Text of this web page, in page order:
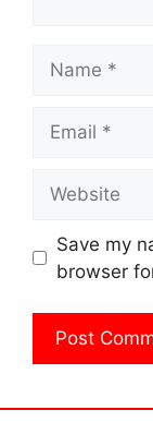
Save my
browser